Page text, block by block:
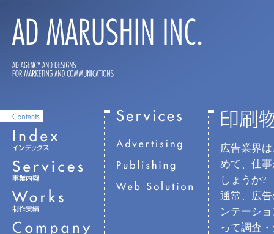
広告業界
めて、仕
しょうか?
通常、広
ンテーシ
って調査